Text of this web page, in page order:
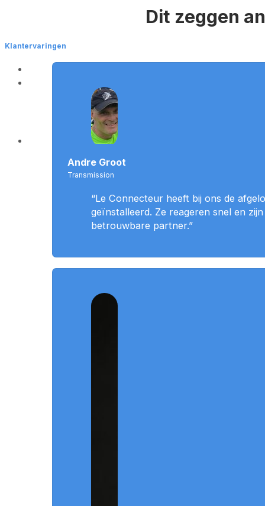
Dit zeggen
Klantervaringen
Andre Groot
Transmission
“Le Connecteur heeft bij ons de
geïnstalleerd. Ze reageren snel en
betrouwbare partner.”